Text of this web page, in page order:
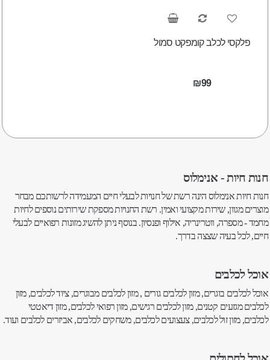
פלקסי לכלב קומפקט סמול
₪99
חנות חיות - אנימלוס
חנות חיות אנימלוס הינה רשת של חנויות לבעלי חיים המעמידה לרשותכם מבחר
מוצרים מגוון, שירות מקצועי ואמין. רשת החנויות מספקת שירותים נוספים לחיות
מחמד - מספרה, ווטרינריה, אילוף ופנסיון. בנוסף ניתן להשיג מזונות רפואיים לבעלי
חיים, לכל בעיה שצצה בדרך.
אוכל לכלבים
אוכל לכלבים בוגרים, מזון לכלבים גורים , מזון לכלבים מבוגרים, ציוד לכלבים, מזון
לכלבים מגזעים קטנים, מזון לכלבים רגישים, מזון רפואי לכלבים, מזון דיאטטי
לכלבים, מזון זול לכלבים, צעצועים לכלבים, משחקים לכלבים, אביזרים לכלבים ועוד.